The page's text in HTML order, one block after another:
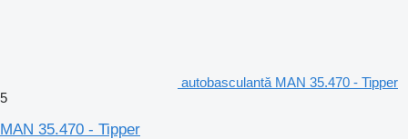
autobasculantă MAN 35.470 - Tipper
5
MAN 35.470 - Tipper